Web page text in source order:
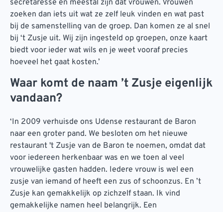
secretaresse en meestal zijn dat vrouwen. Vrouwen
zoeken dan iets uit wat ze zelf leuk vinden en wat past
bij de samenstelling van de groep. Dan komen ze al snel
bij ‘t Zusje uit. Wij zijn ingesteld op groepen, onze kaart
biedt voor ieder wat wils en je weet vooraf precies
hoeveel het gaat kosten.’
Waar komt de naam ’t Zusje eigenlijk
vandaan?
‘In 2009 verhuisde ons Udense restaurant de Baron
naar een groter pand. We besloten om het nieuwe
restaurant 't Zusje van de Baron te noemen, omdat dat
voor iedereen herkenbaar was en we toen al veel
vrouwelijke gasten hadden. Iedere vrouw is wel een
zusje van iemand of heeft een zus of schoonzus. En ’t
Zusje kan gemakkelijk op zichzelf staan. Ik vind
gemakkelijke namen heel belangrijk. Een